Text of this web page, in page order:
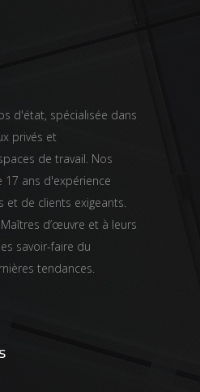
d'état, spécialisée dans
privés et
de travail. Nos
ans d'expérience
et de clients exigeants.
d’œuvre et à leurs
savoir-faire du
tendances.